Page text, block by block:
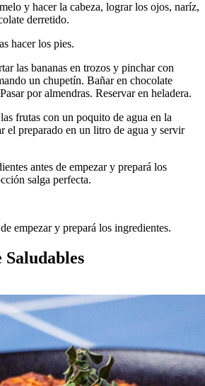
y hacer la cabeza, lograr los ojos, naríz,
derretido.
hacer los pies.
las bananas en trozos y pinchar con
un chupetín. Bañar en chocolate
por almendras. Reservar en heladera.
frutas con un poquito de agua en la
el preparado en un litro de agua y servir
antes de empezar y prepará los
salga perfecta.
empezar y prepará los ingredientes.
Saludables